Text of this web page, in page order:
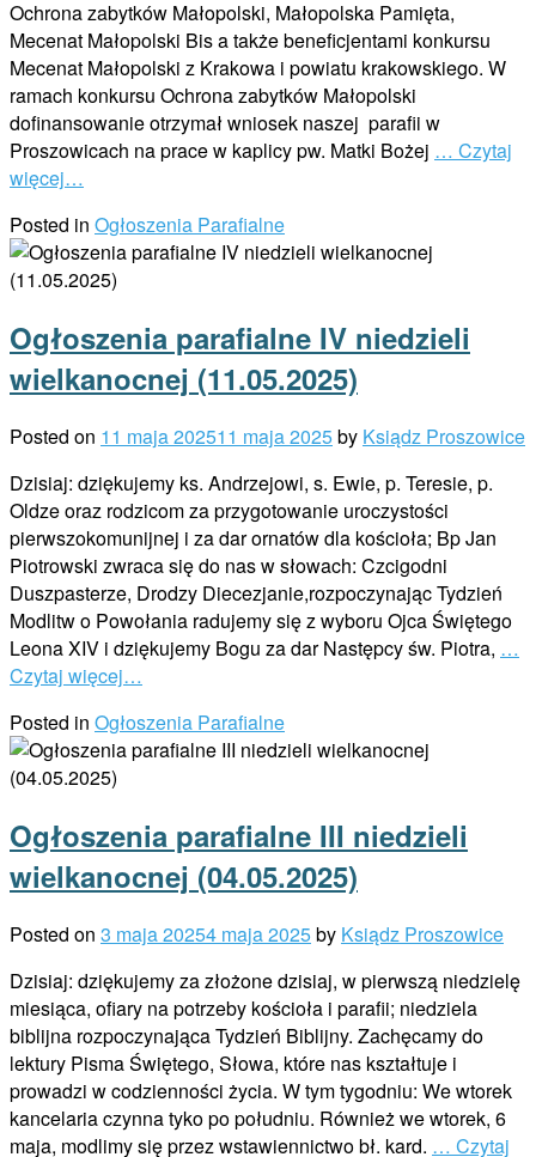
Ochrona zabytków Małopolski, Małopolska Pamięta,
Mecenat Małopolski Bis a także beneficjentami konkursu
Mecenat Małopolski z Krakowa i powiatu krakowskiego. W
ramach konkursu Ochrona zabytków Małopolski
dofinansowanie otrzymał wniosek naszej parafii w
Proszowicach na prace w kaplicy pw. Matki Bożej … Czytaj
więcej…
Posted in Ogłoszenia Parafialne
Ogłoszenia parafialne IV niedzieli
wielkanocnej (11.05.2025)
Posted on 11 maja 202511 maja 2025by Ksiądz Proszowice
Dzisiaj: dziękujemy ks. Andrzejowi, s. Ewie, p. Teresie, p.
Oldze oraz rodzicom za przygotowanie uroczystości
pierwszokomunijnej i za dar ornatów dla kościoła; Bp Jan
Piotrowski zwraca się do nas w słowach: Czcigodni
Duszpasterze, Drodzy Diecezjanie,rozpoczynając Tydzień
Modlitw o Powołania radujemy się z wyboru Ojca Świętego
Leona XIV i dziękujemy Bogu za dar Następcy św. Piotra, …
Czytaj więcej…
Posted in Ogłoszenia Parafialne
Ogłoszenia parafialne III niedzieli
wielkanocnej (04.05.2025)
Posted on 3 maja 20254 maja 2025by Ksiądz Proszowice
Dzisiaj: dziękujemy za złożone dzisiaj, w pierwszą niedzielę
miesiąca, ofiary na potrzeby kościoła i parafii; niedziela
biblijna rozpoczynająca Tydzień Biblijny. Zachęcamy do
lektury Pisma Świętego, Słowa, które nas kształtuje i
prowadzi w codzienności życia. W tym tygodniu: We wtorek
kancelaria czynna tyko po południu. Również we wtorek, 6
maja, modlimy się przez wstawiennictwo bł. kard. … Czytaj